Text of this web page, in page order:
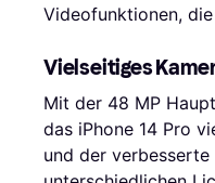
Videofunktionen,
Vielseitiges
Mit der 48 MP
das iPhone 14 Pro
und der